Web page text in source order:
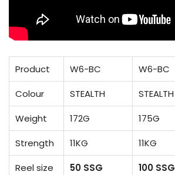
Product W6-BC W6-BC
Colour
STEALTH STEALTH
Weight
172G 175G
Strength
11KG 11KG
Reel size
50 SSG 100 SSG